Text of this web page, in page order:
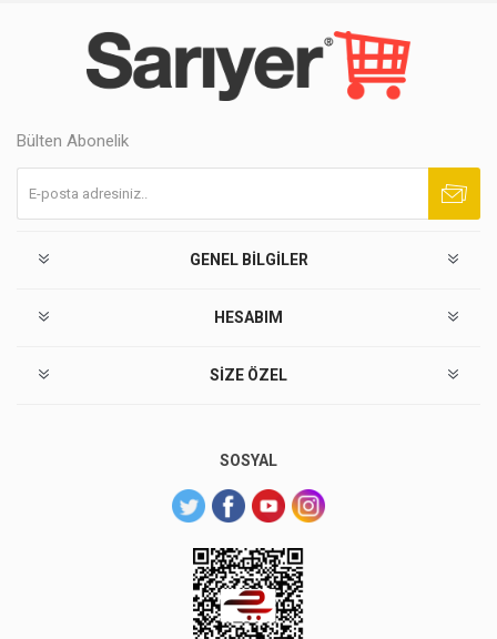
Bülten Abonelik
GENEL BILGILER
HESABIM
SIZE ÖZEL
SOSYAL